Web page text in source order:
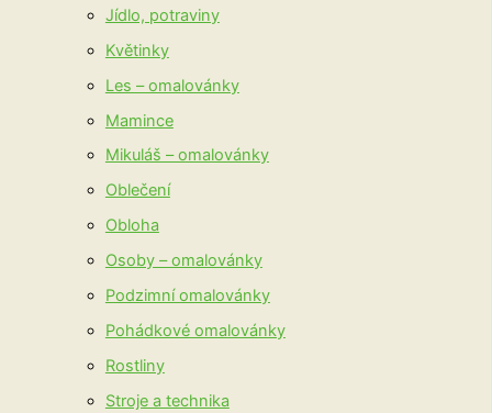
Jídlo, potraviny
Květinky
Les – omalovánky
Mamince
Mikuláš – omalovánky
Oblečení
Obloha
Osoby – omalovánky
Podzimní omalovánky
Pohádkové omalovánky
Rostliny
Stroje a technika